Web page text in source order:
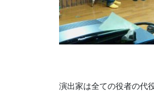
演出家は全ての役者の代